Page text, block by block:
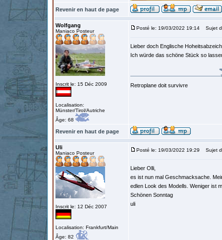
Revenir en haut de page
Wolfgang
Maniaco Posteur
Inscrit le: 15 Déc 2009
Localisation:
Münster/Tirol/Autriche
Âge: 68
Posté le: 19/03/2022 19:14 Sujet
Lieber doch Englische
Ich würde das schöne Stück so
Retroplane doit survivre
Revenir en haut de page
Uli
Maniaco Posteur
Inscrit le: 12 Déc 2007
Localisation: Frankfurt/Main
Âge: 82
Posté le: 19/03/2022 19:29 Sujet
Lieber Olli,
es ist nun mal Geschmacksache.
edlen Look des Modells. Weniger ist
Schönen Sonntag
uli